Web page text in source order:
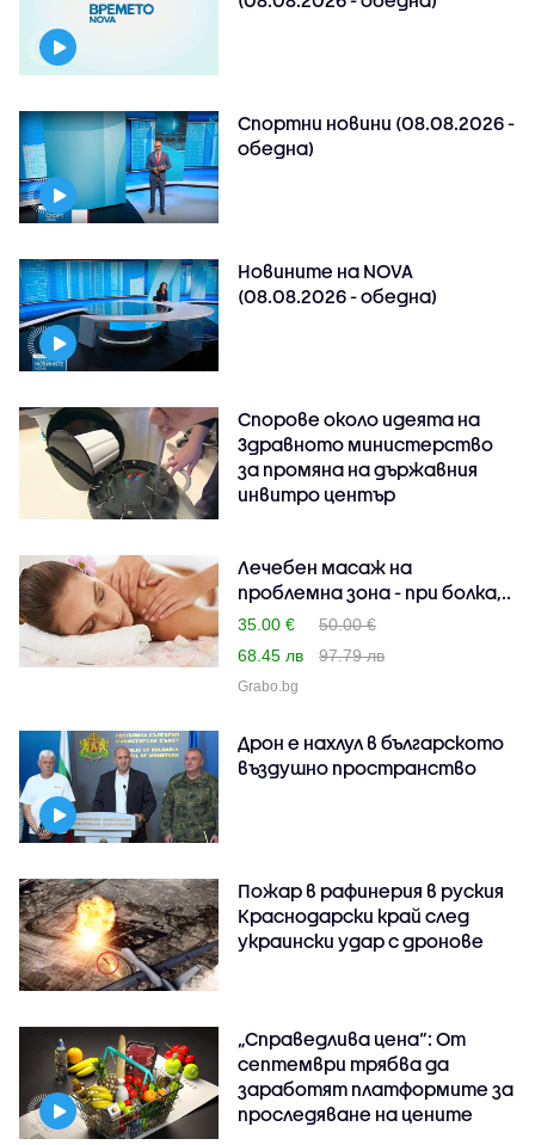
Спортни новини (08.08.2026 -
обедна)
Новините на NOVA
(08.08.2026 - обедна)
Спорове около идеята на
Здравното министерство
за промяна на държавния
инвитро център
Лечебен масаж на
проблемна зона - при болка,..
35.00 €
50.00 €
68.45 лв
97.79 лв
Grabo.bg
Дрон е нахлул в българското
въздушно пространство
Пожар в рафинерия в руския
Краснодарски край след
украински удар с дронове
„Справедлива цена“: От
септември трябва да
заработят платформите за
проследяване на цените